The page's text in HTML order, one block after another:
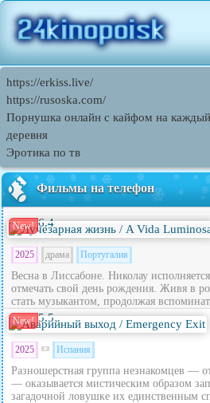
https://erkiss.live/
https://rusoska.com/
Порнушка онлайн с кайфом на
деревня
Эротика по тв
Фильмы на телефон
New! 6.4
2025 драма Португалия
Весна в Лиссабоне. Николау
отмечать свой день рождения. Живя в
стать музыкантом, продолжая
New! 5.5
2025 Испания
Разношерстная группа незнакомцев —
— оказывается мистическим образом
загадочной ловушке их единственным